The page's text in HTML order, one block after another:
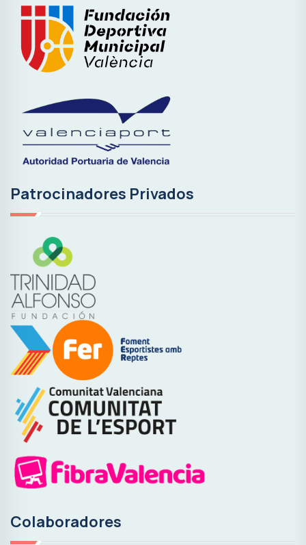
Patrocinadores Privados
Colaboradores